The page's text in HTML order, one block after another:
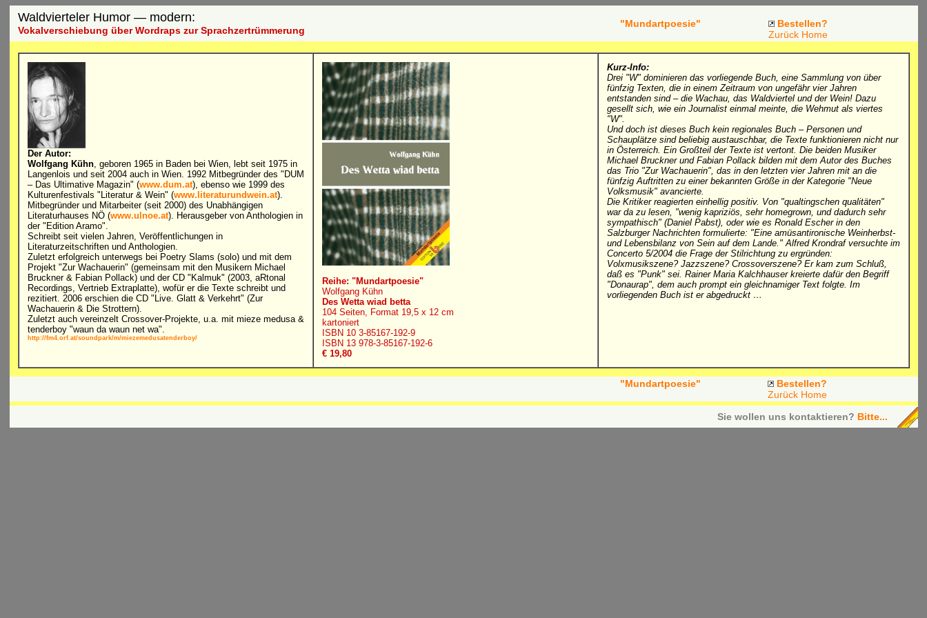
Waldvierteler Humor — modern:
Vokalverschiebung über Wordraps zur Sprachzertrümmerung
"Mundartpoesie"
Bestellen?
Zurück Home
Der Autor:
Wolfgang Kühn, geboren 1965 in Baden bei Wien, lebt seit 1975 in
Langenlois und seit 2004 auch in Wien. 1992 Mitbegründer des "DUM
– Das Ultimative Magazin" (www.dum.at), ebenso wie 1999 des
Kulturenfestivals "Literatur & Wein" (www.literaturundwein.at).
Mitbegründer und Mitarbeiter (seit 2000) des Unabhängigen
Literaturhauses NÖ (www.ulnoe.at). Herausgeber von Anthologien in
der "Edition Aramo".
Schreibt seit vielen Jahren, Veröffentlichungen in
Literaturzeitschriften und Anthologien.
Zuletzt erfolgreich unterwegs bei Poetry Slams (solo) und mit dem
Projekt "Zur Wachauerin" (gemeinsam mit den Musikern Michael
Bruckner & Fabian Pollack) und der CD "Kalmuk" (2003, aRtonal
Recordings, Vertrieb Extraplatte), wofür er die Texte schreibt und
rezitiert. 2006 erschien die CD "Live. Glatt & Verkehrt" (Zur
Wachauerin & Die Strottern).
Zuletzt auch vereinzelt Crossover-Projekte, u.a. mit mieze medusa &
tenderboy "waun da waun net wa".
http://fm4.orf.at/soundpark/m/miezemedusatenderboy/
Reihe: "Mundartpoesie"
Wolfgang Kühn
Des Wetta wiad betta
104 Seiten, Format 19,5 x 12 cm
kartoniert
ISBN 10 3-85167-192-9
ISBN 13 978-3-85167-192-6
€ 19,80
Kurz-Info:
Drei "W" dominieren das vorliegende Buch, eine Sammlung von über
fünfzig Texten, die in einem Zeitraum von ungefähr vier Jahren
entstanden sind – die Wachau, das Waldviertel und der Wein! Dazu
gesellt sich, wie ein Journalist einmal meinte, die Wehmut als viertes
"W".
Und doch ist dieses Buch kein regionales Buch – Personen und
Schauplätze sind beliebig austauschbar, die Texte funktionieren nicht nur
in Österreich. Ein Großteil der Texte ist vertont. Die beiden Musiker
Michael Bruckner und Fabian Pollack bilden mit dem Autor des Buches
das Trio "Zur Wachauerin", das in den letzten vier Jahren mit an die
fünfzig Auftritten zu einer bekannten Größe in der Kategorie "Neue
Volksmusik" avancierte.
Die Kritiker reagierten einhellig positiv. Von "qualtingschen qualitäten"
war da zu lesen, "wenig kapriziös, sehr homegrown, und dadurch sehr
sympathisch" (Daniel Pabst), oder wie es Ronald Escher in den
Salzburger Nachrichten formulierte: "Eine amüsantironische Weinherbst-
und Lebensbilanz von Sein auf dem Lande." Alfred Krondraf versuchte im
Concerto 5/2004 die Frage der Stilrichtung zu ergründen:
Volxmusikszene? Jazzszene? Crossoverszene? Er kam zum Schluß,
daß es "Punk" sei. Rainer Maria Kalchhauser kreierte dafür den Begriff
"Donaurap", dem auch prompt ein gleichnamiger Text folgte. Im
vorliegenden Buch ist er abgedruckt …
"Mundartpoesie"
Bestellen?
Zurück Home
Sie wollen uns kontaktieren? Bitte...